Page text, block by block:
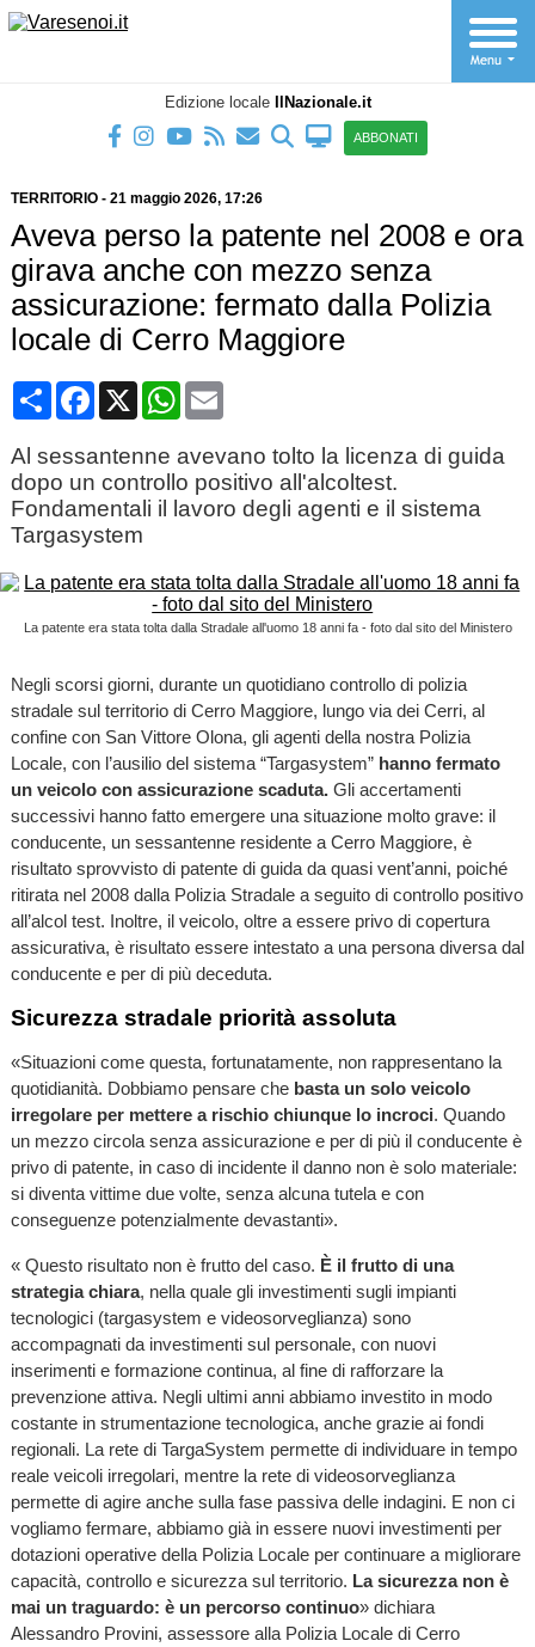
Edizione locale IlNazionale.it
ABBONATI
TERRITORIO- 21 maggio 2026, 17:26
Aveva perso la patente nel 2008 e ora
girava anche con mezzo senza
assicurazione: fermato dalla Polizia
locale di Cerro Maggiore
CondividiFacebook
X WhatsApp
Email
Al sessantenne avevano tolto la licenza di guida
dopo un controllo positivo all'alcoltest.
Fondamentali il lavoro degli agenti e il sistema
Targasystem
La patente era stata tolta dalla Stradale all'uomo 18 anni fa - foto dal sito del Ministero
Negli scorsi giorni, durante un quotidiano controllo di polizia
stradale sul territorio di Cerro Maggiore, lungo via dei Cerri, al
confine con San Vittore Olona, gli agenti della nostra Polizia
Locale, con l’ausilio del sistema “Targasystem” hanno fermato
un veicolo con assicurazione scaduta.Gli accertamenti
successivi hanno fatto emergere una situazione molto grave: il
conducente, un sessantenne residente a Cerro Maggiore, è
risultato sprovvisto di patente di guida da quasi vent’anni, poiché
ritirata nel 2008 dalla Polizia Stradale a seguito di controllo positivo
all’alcol test. Inoltre, il veicolo, oltre a essere privo di copertura
assicurativa, è risultato essere intestato a una persona diversa dal
conducente e per di più deceduta.
Sicurezza stradale priorità assoluta
«Situazioni come questa, fortunatamente, non rappresentano la
quotidianità. Dobbiamo pensare che basta un solo veicolo
irregolare per mettere a rischio chiunque lo incroci. Quando
un mezzo circola senza assicurazione e per di più il conducente è
privo di patente, in caso di incidente il danno non è solo materiale:
si diventa vittime due volte, senza alcuna tutela e con
conseguenze potenzialmente devastanti».
« Questo risultato non è frutto del caso. È il frutto di una
strategia chiara, nella quale gli investimenti sugli impianti
tecnologici (targasystem e videosorveglianza) sono
accompagnati da investimenti sul personale, con nuovi
inserimenti e formazione continua, al fine di rafforzare la
prevenzione attiva. Negli ultimi anni abbiamo investito in modo
costante in strumentazione tecnologica, anche grazie ai fondi
regionali. La rete di TargaSystem permette di individuare in tempo
reale veicoli irregolari, mentre la rete di videosorveglianza
permette di agire anche sulla fase passiva delle indagini. E non ci
vogliamo fermare, abbiamo già in essere nuovi investimenti per
dotazioni operative della Polizia Locale per continuare a migliorare
capacità, controllo e sicurezza sul territorio. La sicurezza non è
mai un traguardo: è un percorso continuo» dichiara
Alessandro Provini, assessore alla Polizia Locale di Cerro